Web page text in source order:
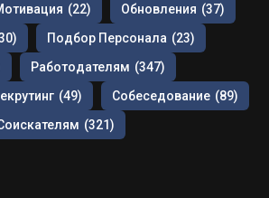
(22) Обновления (37)
Подбор Персонала (23)
Работодателям (347)
(49) Собеседование (89)
(321)